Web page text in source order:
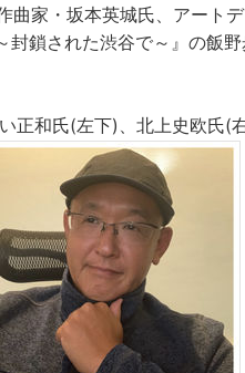
曲家・坂本英城氏、アート
鎖された渋谷で～』の飯
正和氏(左下)、北上史欧氏(